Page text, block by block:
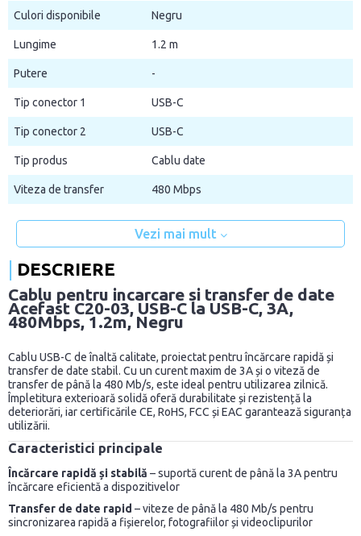
Culori disponibile Negru
Lungime 1.2 m
Putere -
Tip conector 1 USB-C
Tip conector 2 USB-C
Tip produs Cablu date
Viteza de transfer 480 Mbps
Vezi mai mult
DESCRIERE
Cablu pentru incarcare si transfer de date
Acefast C20-03, USB-C la USB-C, 3A,
480Mbps, 1.2m, Negru
Cablu USB-C de înaltă calitate, proiectat pentru încărcare rapidă și
transfer de date stabil. Cu un curent maxim de 3A și o viteză de
transfer de până la 480 Mb/s, este ideal pentru utilizarea zilnică.
Împletitura exterioară solidă oferă durabilitate și rezistență la
deteriorări, iar certificările CE, RoHS, FCC și EAC garantează siguranța
utilizării.
Caracteristici principale
Încărcare rapidă și stabilă – suportă curent de până la 3A pentru
încărcare eficientă a dispozitivelor
Transfer de date rapid – viteze de până la 480 Mb/s pentru
sincronizarea rapidă a fișierelor, fotografiilor și videoclipurilor